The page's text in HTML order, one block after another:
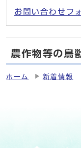
お問い合わせフ
農作物等の鳥
ホーム 新着情報